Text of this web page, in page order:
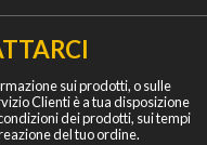
sui prodotti, o sulle
Clienti è a tua disposizione
dei prodotti, sui tempi
del tuo ordine.